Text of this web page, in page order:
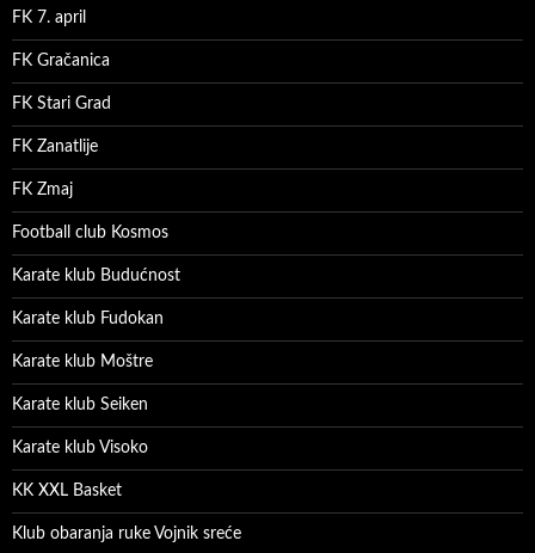
FK 7. april
FK Gračanica
FK Stari Grad
FK Zanatlije
FK Zmaj
Football club Kosmos
Karate klub Budućnost
Karate klub Fudokan
Karate klub Moštre
Karate klub Seiken
Karate klub Visoko
KK XXL Basket
Klub obaranja ruke Vojnik sreće